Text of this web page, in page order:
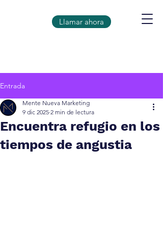
Llamar ahora
Entrada
Encuentra refugio en los
tiempos de angustia
Mente Nueva Marketing
9 dic 2025 2 min de lectura